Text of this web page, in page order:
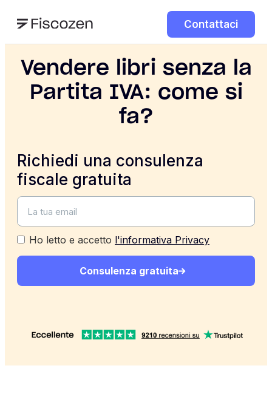
Contattaci
Vendere libri senza la
Partita IVA: come si
fa?
Richiedi una consulenza
fiscale gratuita
Ho letto e accetto l'informativa Privacy
Consulenza gratuita